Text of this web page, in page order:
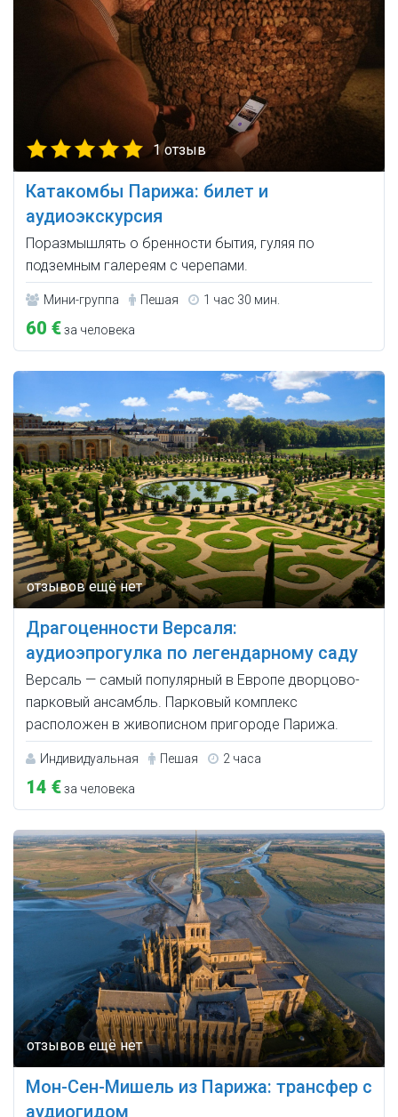
1 отзыв
Катакомбы Парижа: билет и
аудиоэкскурсия
Поразмышлять о бренности бытия, гуляя по
подземным галереям с черепами.
Мини-группа Пешая 1 час 30 мин.
60 €за человека
Драгоценности Версаля:
аудиоэпрогулка по легендарному саду
Версаль — самый популярный в Европе дворцово-
парковый ансамбль. Парковый комплекс
расположен в живописном пригороде Парижа.
Индивидуальная Пешая 2 часа
14 €за человека
Мон-Сен-Мишель из Парижа: трансфер с
аудиогидом